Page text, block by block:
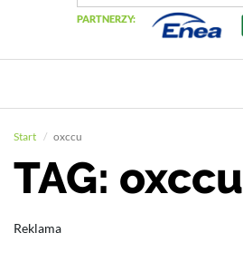
PARTNERZY:
Start oxccu
TAG: oxccu
Reklama